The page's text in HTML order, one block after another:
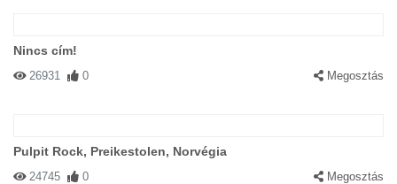
Nincs cím!
26931 0 Megosztás
Pulpit Rock, Preikestolen, Norvégia
24745 0 Megosztás